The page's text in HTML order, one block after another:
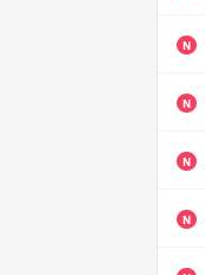
N
N
N
N